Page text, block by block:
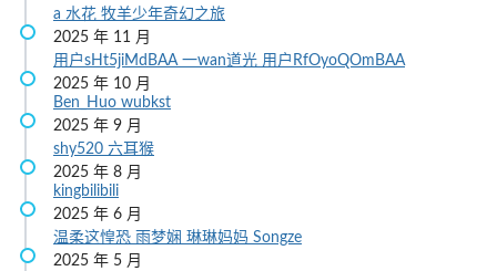
a 水花 牧羊少年奇幻之旅
2025 年 11 月
用户sHt5jiMdBAA 一wan道光 用户RfOyoQOmBAA
2025 年 10 月
Ben_Huo wubkst
2025 年 9 月
shy520 六耳猴
2025 年 8 月
kingbilibili
2025 年 6 月
温柔这惶恐 雨梦娴 琳琳妈妈 Songze
2025 年 5 月